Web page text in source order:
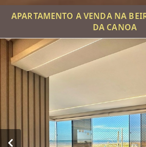
APARTAMENTO A VENDA NA
DA CANOA